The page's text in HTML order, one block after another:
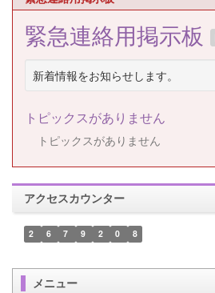
緊急連絡用掲示板
新着情報をお知らせします。
トピックスがありません
トピックスがありません
アクセスカウンター
2 6 7 9 2 0 8
メニュー